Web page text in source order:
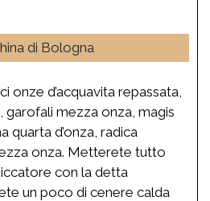
di Bologna
onze d’acquavita repassata,
garofali mezza onza, magis
quarta d’onza, radica
onza. Metterete tutto
con la detta
un poco di cenere calda